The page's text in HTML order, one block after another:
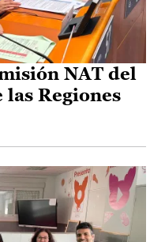
NAT del
las Regiones